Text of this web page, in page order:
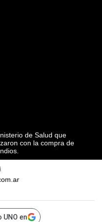
de Salud que
con la compra de
UNO en